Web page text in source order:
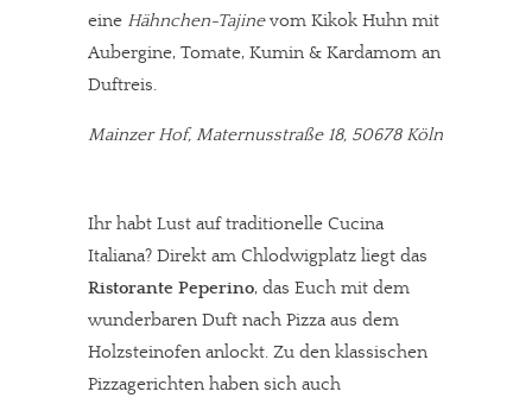
eine Hähnchen-Tajinevom Kikok Huhn mit
Aubergine, Tomate, Kumin & Kardamom an
Duftreis.
Mainzer Hof, Maternusstraße 18, 50678 Köln
Ihr habt Lust auf traditionelle Cucina
Italiana? Direkt am Chlodwigplatz liegt das
Ristorante Peperino, das Euch mit dem
wunderbaren Duft nach Pizza aus dem
Holzsteinofen anlockt. Zu den klassischen
Pizzagerichten haben sich auch